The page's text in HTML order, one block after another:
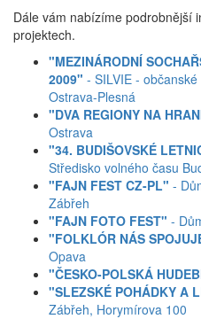
Dále vám nabízíme podrobnější
projektech.
"MEZINÁRODNÍ
2009" - SILVIE -
Ostrava-Plesná
"DVA REGIONY NA
Ostrava
"34. BUDIŠOVSKÉ
Středisko volného času
"FAJN FEST CZ-PL" -
Zábřeh
"FAJN FOTO FEST" -
"FOLKLÓR NÁS
Opava
"ČESKO-POLSKÁ
"SLEZSKÉ POHÁDKY A
Zábřeh, Horymírova 100